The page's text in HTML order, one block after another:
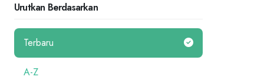
Urutkan Berdasarkan
Terbaru
A-Z